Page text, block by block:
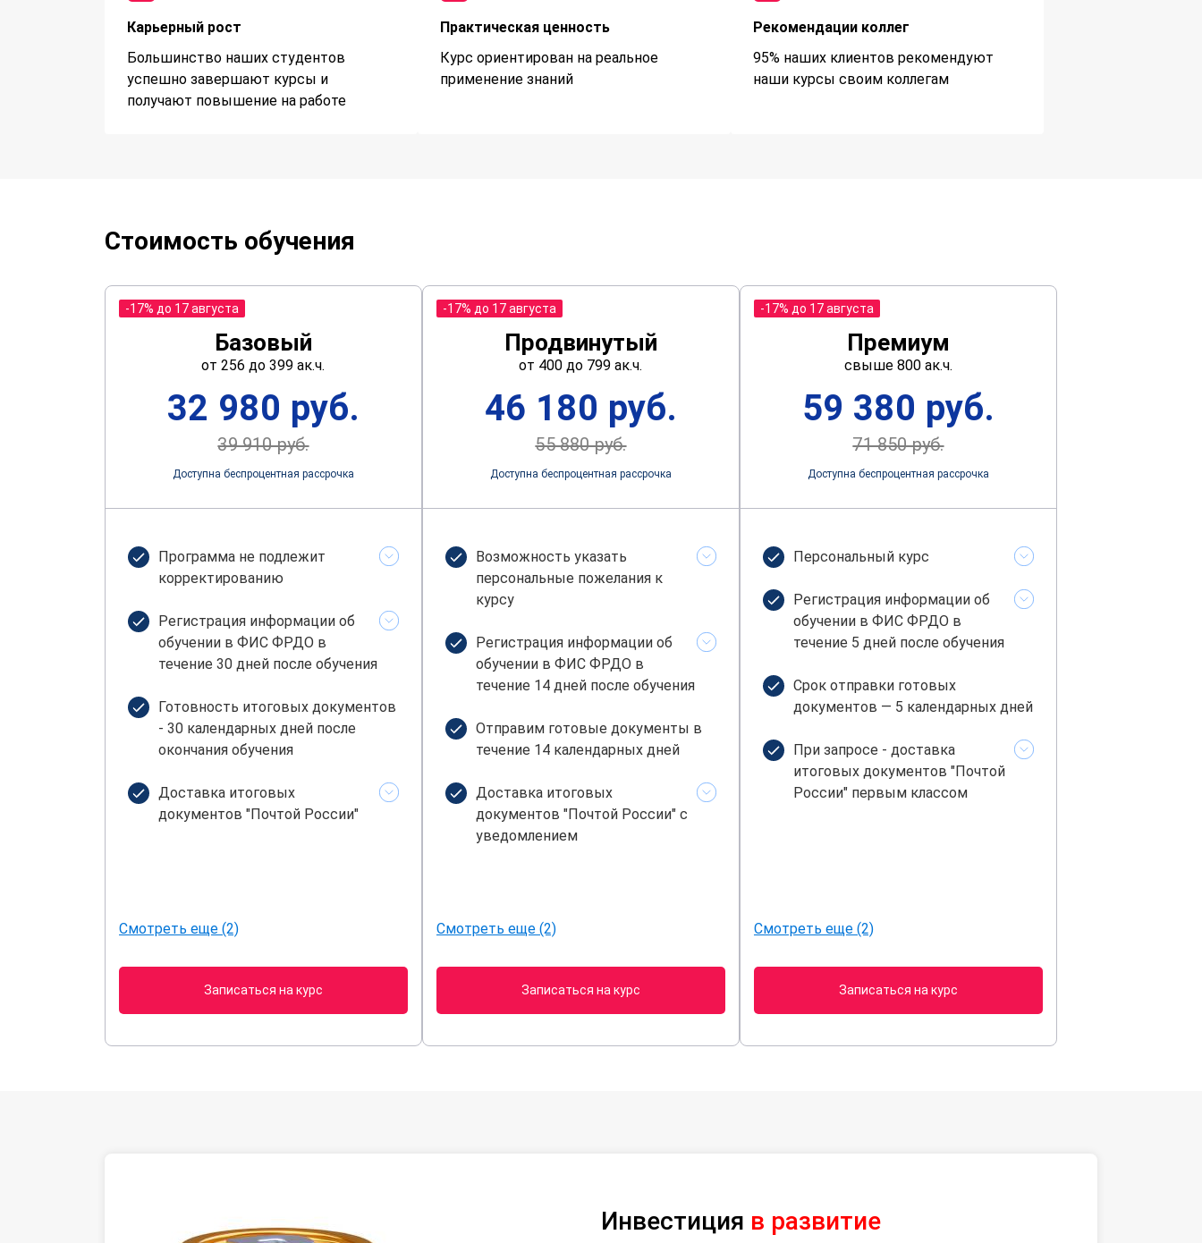
Карьерный рост
Большинство наших студентов
успешно завершают курсы и
получают повышение на работе
Практическая ценность
Курс ориентирован на реальное
применение знаний
Рекомендации коллег
95% наших клиентов рекомендуют
наши курсы своим коллегам
Стоимость обучения
-17% до 17 августа
Базовый
от 256 до 399 ак.ч.
32 980 руб.
39 910 руб.
Доступна беспроцентная рассрочка
Программа не подлежит
корректированию
Регистрация информации об
обучении в ФИС ФРДО в
течение 30 дней после обучения
Готовность итоговых документов
- 30 календарных дней после
окончания обучения
Доставка итоговых
документов "Почтой России"
Смотреть еще (2)
Записаться на курс
-17% до 17 августа
Продвинутый
от 400 до 799 ак.ч.
46 180 руб.
55 880 руб.
Доступна беспроцентная рассрочка
Возможность указать
персональные пожелания к
курсу
Регистрация информации об
обучении в ФИС ФРДО в
течение 14 дней после обучения
Отправим готовые документы в
течение 14 календарных дней
Доставка итоговых
документов "Почтой России" с
уведомлением
Смотреть еще (2)
Записаться на курс
-17% до 17 августа
Премиум
свыше 800 ак.ч.
59 380 руб.
71 850 руб.
Доступна беспроцентная рассрочка
Персональный курс
Регистрация информации об
обучении в ФИС ФРДО в
течение 5 дней после обучения
Срок отправки готовых
документов — 5 календарных дней
При запросе - доставка
итоговых документов "Почтой
России" первым классом
Смотреть еще (2)
Записаться на курс
Инвестиция в развитие